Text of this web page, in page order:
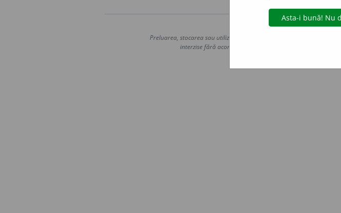
Copyright © 2004-2026
Preluarea, stocarea sau utilizarea datelor de pe acest site, inclusiv
interzise fără acordul nostru prealabil scris, cu excepția